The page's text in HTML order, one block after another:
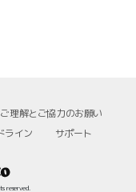
理解とご協力のお願い
ライン サポート
reserved.